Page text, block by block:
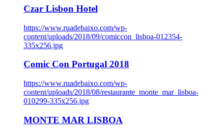
Czar Lisbon Hotel
https://www.ruadebaixo.com/wp-
content/uploads/2018/09/comiccon_lisboa-012354-
335x256.jpg
Comic Con Portugal 2018
https://www.ruadebaixo.com/wp-
content/uploads/2018/08/restaurante_monte_mar_lisboa-
010299-335x256.jpg
MONTE MAR LISBOA